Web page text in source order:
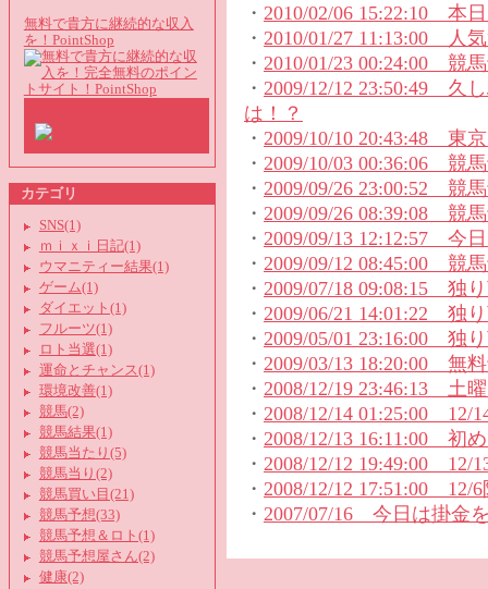
無料で貴方に継続的な収入
を！PointShop
カテゴリ
SNS(1)
ｍｉｘｉ日記(1)
ウマニティー結果(1)
ゲーム(1)
ダイエット(1)
フルーツ(1)
ロト当選(1)
運命とチャンス(1)
環境改善(1)
競馬(2)
競馬結果(1)
競馬当たり(5)
競馬当り(2)
競馬買い目(21)
競馬予想(33)
競馬予想＆ロト(1)
競馬予想屋さん(2)
健康(2)
・ 2010/02/06 15:22:10 本
・ 2010/01/27 11:13:00 人
・ 2010/01/23 00:24:00 競
・ 2009/12/12 23:50:49 久
は！？
・ 2009/10/10 20:43:48 東
・ 2009/10/03 00:36:06 競
・ 2009/09/26 23:00:52 競
・ 2009/09/26 08:39:08 競
・ 2009/09/13 12:12:57 今
・ 2009/09/12 08:45:00 競
・ 2009/07/18 09:08:15 独
・ 2009/06/21 14:01:22 独
・ 2009/05/01 23:16:00 独
・ 2009/03/13 18:20:00 無
・ 2008/12/19 23:46:13 土
・ 2008/12/14 01:25:00 12/
・ 2008/12/13 16:11:00 初
・ 2008/12/12 19:49:00
・ 2008/12/12 17:51:00 12/6
・ 2007/07/16 今日は掛金